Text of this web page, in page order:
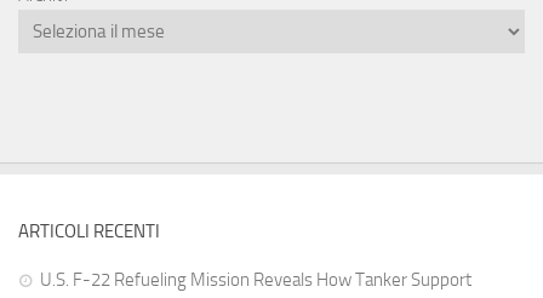
ARTICOLI RECENTI
U.S. F-22 Refueling Mission Reveals How Tanker Support